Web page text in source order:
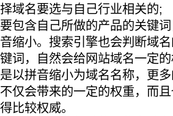
名要选与自己行业相关的;
含自己所做的产品的关键词
缩小。搜索引擎也会判断域
词，自然会给网站域名一定
以拼音缩小为域名名称，更
仅会带来的一定的权重，而
比较权威。